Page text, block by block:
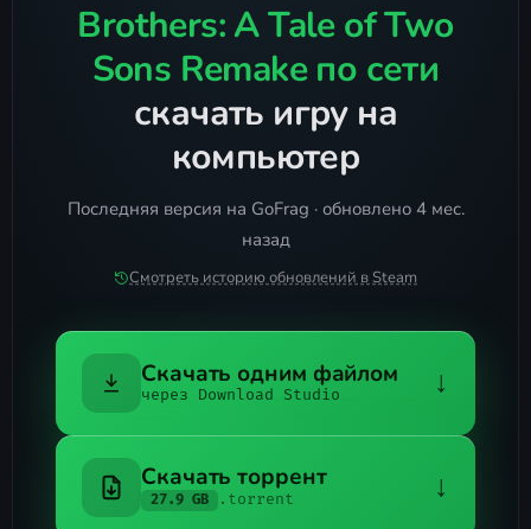
Brothers: A Tale of Two
Sons Remake по сети
скачать игру на
компьютер
Последняя версия на GoFrag · обновлено 4 мес.
назад
Смотреть историю обновлений в Steam
Скачать одним файлом
через Download Studio ↓
Скачать торрент
27.9 GB .torrent ↓